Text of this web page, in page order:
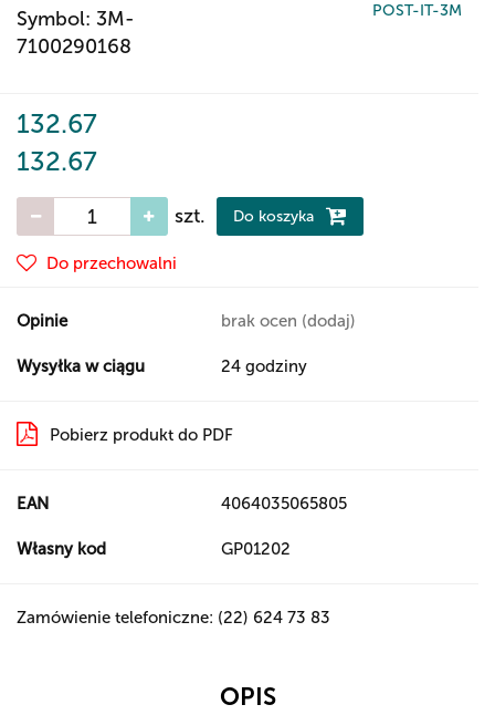
Symbol: 3M-
7100290168
POST-IT-3M
132.67
132.67
szt. Do koszyka
Do przechowalni
Opinie brak ocen (dodaj)
Wysyłka w ciągu 24 godziny
Pobierz produkt do PDF
EAN 4064035065805
Własny kod GP01202
Zamówienie telefoniczne: (22) 624 73 83
OPIS